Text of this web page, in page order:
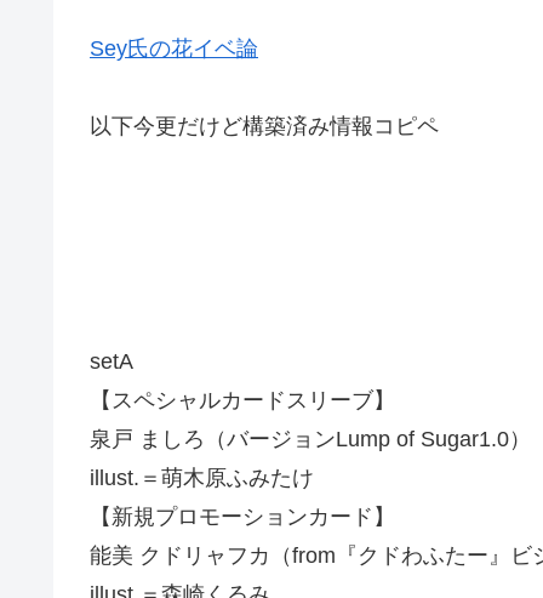
Sey氏の花イベ論
以下今更だけど構築済み情報コピペ
setA
【スペシャルカードスリーブ】
泉戸 ましろ（バージョンLump of Sugar1.0）
illust.＝萌木原ふみたけ
【新規プロモーションカード】
能美 クドリャフカ（from『クドわふたー』ビ